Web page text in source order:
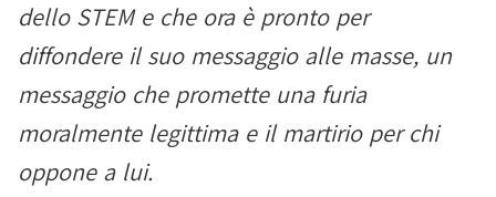
dello STEM e che ora è pronto per
diffondere il suo messaggio alle masse, un
messaggio che promette una furia
moralmente legittima e il martirio per chi
oppone a lui.